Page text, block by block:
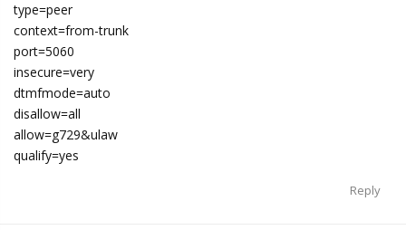
type=peer
context=from-trunk
port=5060
insecure=very
dtmfmode=auto
disallow=all
allow=g729&ulaw
qualify=yes
Reply